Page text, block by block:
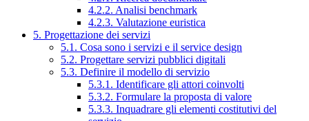
4.2.2. Analisi benchmark
4.2.3. Valutazione euristica
5. Progettazione dei servizi
5.1. Cosa sono i servizi e il service design
5.2. Progettare servizi pubblici digitali
5.3. Definire il modello di servizio
5.3.1. Identificare gli attori coinvolti
5.3.2. Formulare la proposta di valore
5.3.3. Inquadrare gli elementi costitutivi del